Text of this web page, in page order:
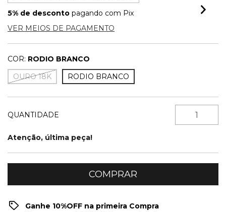
5% de desconto pagando com Pix
VER MEIOS DE PAGAMENTO
COR: RODIO BRANCO
OURO 18K
RODIO BRANCO
QUANTIDADE
Atenção, última peça!
Ganhe 10%OFF na primeira Compra